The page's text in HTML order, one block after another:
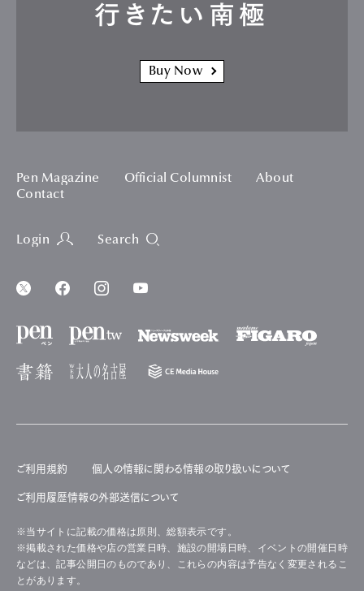
行きたい南極
Buy Now
Pen Magazine Official Columnist
About
Contact
Login Search
ご利用規約 個人の情報に関わる情報の取り扱いについて
ご利用履歴情報の外部送信について
※当サイトに記載の価格は原則、総額表示です。
※掲載された価格や店の営業日時、施設の開場日時、イベントの開催日時
などは、記事公開日のものであり、これらの内容は予告なく変更されるこ
とがあります。